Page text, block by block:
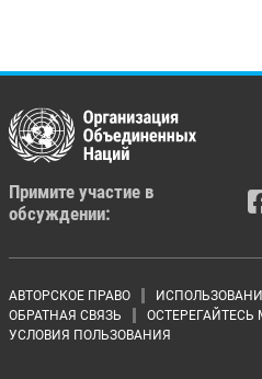
Примите участие в
обсуждении:
Footer menu
АВТОРСКОЕ ПРАВО
ОБРАТНАЯ СВЯЗЬ
УСЛОВИЯ ПОЛЬЗОВАНИЯ